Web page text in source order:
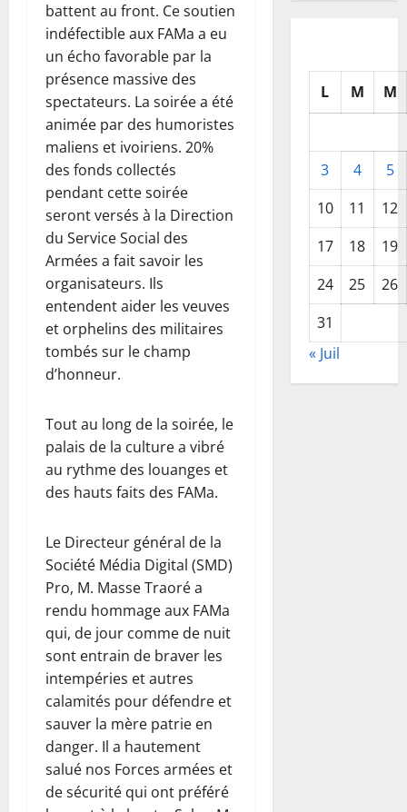
battent au front. Ce soutien
indéfectible aux FAMa a eu
un écho favorable par la
présence massive des
spectateurs. La soirée a été
animée par des humoristes
maliens et ivoiriens. 20%
des fonds collectés
pendant cette soirée
seront versés à la Direction
du Service Social des
Armées a fait savoir les
organisateurs. Ils
entendent aider les veuves
et orphelins des militaires
tombés sur le champ
d’honneur.
Tout au long de la soirée, le
palais de la culture a vibré
au rythme des louanges et
des hauts faits des FAMa.
Le Directeur général de la
Société Média Digital (SMD)
Pro, M. Masse Traoré a
rendu hommage aux FAMa
qui, de jour comme de nuit
sont entrain de braver les
intempéries et autres
calamités pour défendre et
sauver la mère patrie en
danger. Il a hautement
salué nos Forces armées et
de sécurité qui ont préféré
L M M
3 4
5
10
11
12
17
18
19
24
25
26
31
« Juil